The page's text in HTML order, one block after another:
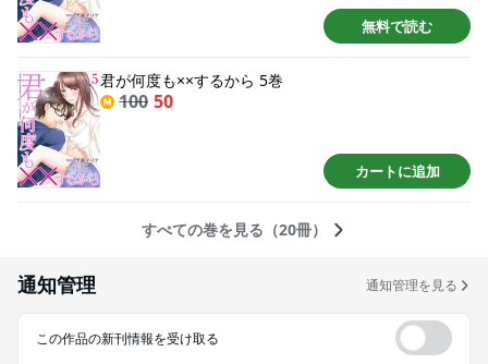
無料で読む
君が何度も××するから 5巻
100 50
カートに追加
すべての巻を見る（20冊）
通知管理 通知管理を見る
この作品の新刊情報を受け取る